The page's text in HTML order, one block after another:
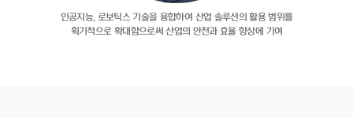
인공지능, 로보틱스 기술을 융합하여 산업 솔루션의 활용 범위를
획기적으로 확대함으로써산업의 안전과 효율 향상에 기여